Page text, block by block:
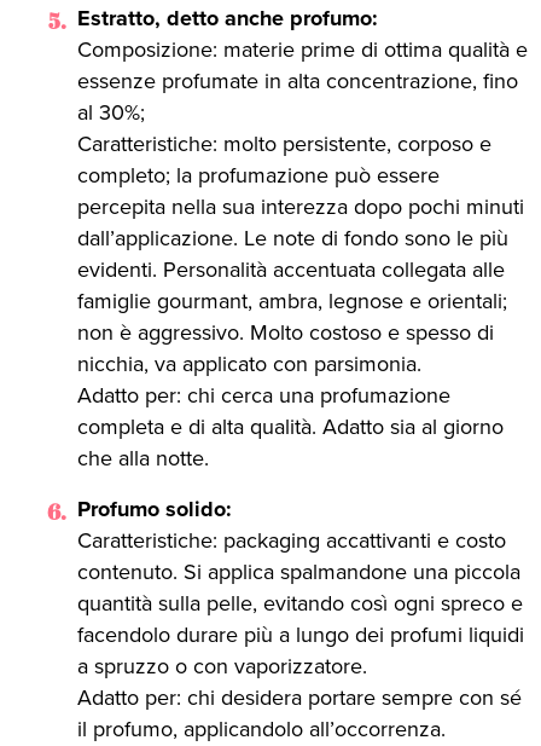
Estratto, detto anche profumo:
Composizione: materie prime di ottima qualità e
essenze profumate in alta concentrazione, fino
al 30%;
Caratteristiche: molto persistente, corposo e
completo; la profumazione può essere
percepita nella sua interezza dopo pochi minuti
dall’applicazione. Le note di fondo sono le più
evidenti. Personalità accentuata collegata alle
famiglie gourmant, ambra, legnose e orientali;
non è aggressivo. Molto costoso e spesso di
nicchia, va applicato con parsimonia.
Adatto per: chi cerca una profumazione
completa e di alta qualità. Adatto sia al giorno
che alla notte.
Profumo solido:
Caratteristiche: packaging accattivanti e costo
contenuto. Si applica spalmandone una piccola
quantità sulla pelle, evitando così ogni spreco e
facendolo durare più a lungo dei profumi liquidi
a spruzzo o con vaporizzatore.
Adatto per: chi desidera portare sempre con sé
il profumo, applicandolo all’occorrenza.